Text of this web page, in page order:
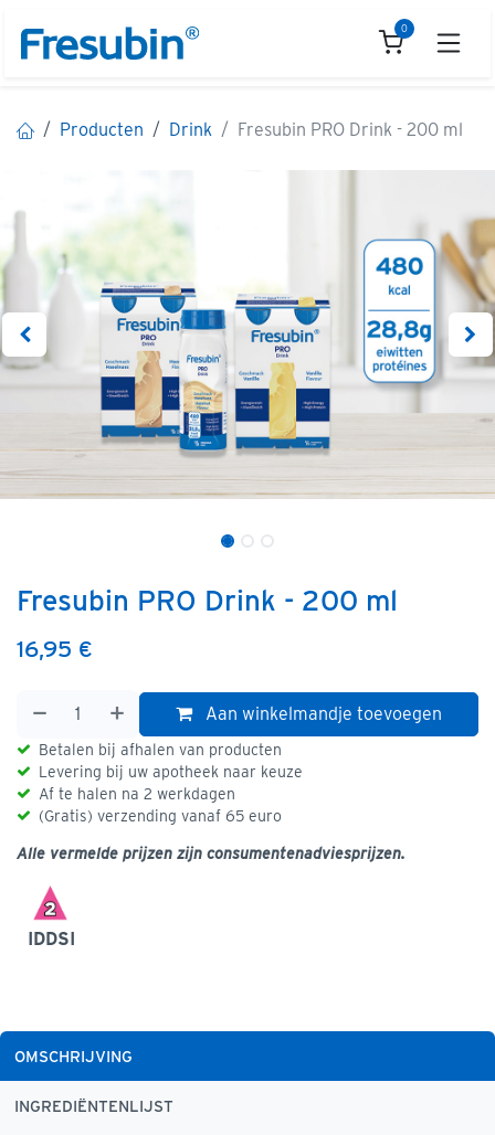
0
Producten Drink Fresubin PRO Drink - 200 ml
Fresubin PRO Drink - 200 ml
16,95 €
Aan winkelmandje toevoegen
Betalen bij afhalen van producten
Levering bij uw apotheek naar keuze
Af te halen na 2 werkdagen
(Gratis) verzending vanaf 65 euro
Alle vermelde prijzen zijn consumentenadviesprijzen.
IDDSI
OMSCHRIJVING
INGREDIËNTENLIJST